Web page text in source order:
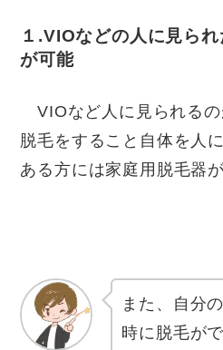
１.VIOなどの人に見ら
が可能
VIOなど人に見られるの
脱毛をすること自体を人
ある方には家庭用脱毛器
また、自分
時に脱毛が